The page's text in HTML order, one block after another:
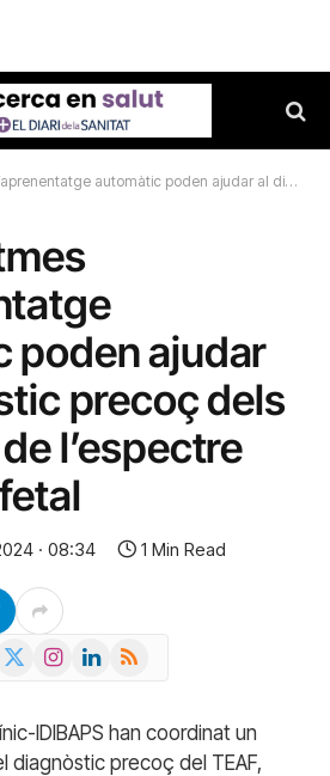
poden ajudar al diagnòstic precoç dels trastorns de l’espectre alcohòlic fetal
poden ajudar
precoç dels
l’espectre
· 08:34 1 Min Read
InstagramLinkedIn
RSS
IDIBAPS han coordinat un
diagnòstic precoç del TEAF,